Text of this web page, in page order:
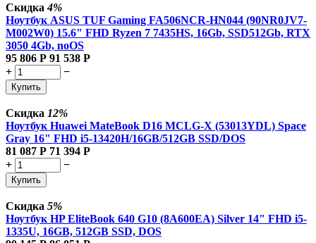
Скидка4%
Ноутбук ASUS TUF Gaming FA506NCR-HN044 (90NR0JV7-
M002W0) 15.6" FHD Ryzen 7 7435HS, 16Gb, SSD512Gb, RTX
3050 4Gb, noOS
95 806 Р 91 538 Р
+
−
Купить
Скидка 12%
Ноутбук Huawei MateBook D16 MCLG-X (53013YDL) Space
Gray 16" FHD i5-13420H/16GB/512GB SSD/DOS
81 087 Р 71 394 Р
+
−
Купить
Скидка 5%
Ноутбук HP EliteBook 640 G10 (8A600EA) Silver 14" FHD i5-
1335U, 16GB, 512GB SSD, DOS